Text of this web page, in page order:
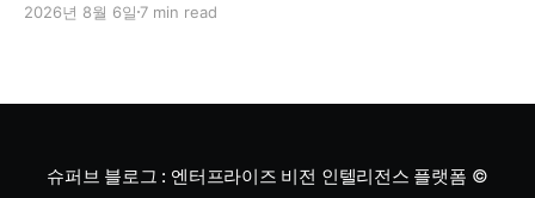
리했습니다.
2026년 8월 6일 7 min read
슈퍼브 블로그 : 엔터프라이즈 비전 인텔리전스 플랫폼 ©